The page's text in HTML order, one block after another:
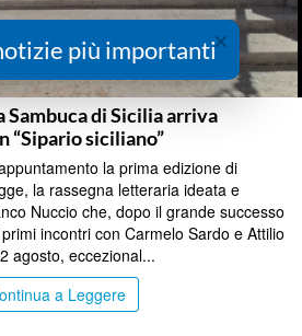
Sambuca di Sicilia arriva
“Sipario siciliano”
la prima edizione di
la rassegna letteraria ideata e
Nuccio che, dopo il grande successo
incontri con Carmelo Sardo e Attilio
agosto, eccezional...
a Leggere
×
più importanti